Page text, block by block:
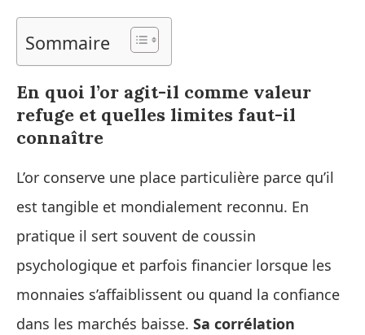
Sommaire
En quoi l’or agit-il comme valeur
refuge et quelles limites faut-il
connaître
L’or conserve une place particulière parce qu’il
est tangible et mondialement reconnu. En
pratique il sert souvent de coussin
psychologique et parfois financier lorsque les
monnaies s’affaiblissent ou quand la confiance
dans les marchés baisse. Sa corrélation